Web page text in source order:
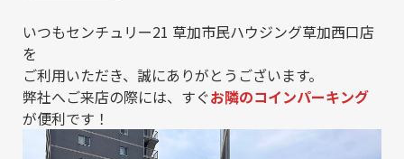
いつもセンチュリー21 草加市民ハウジング草加西口店
を
ご利用いただき、誠にありがとうございます。
弊社へご来店の際には、すぐお隣のコインパーキング
が便利です！